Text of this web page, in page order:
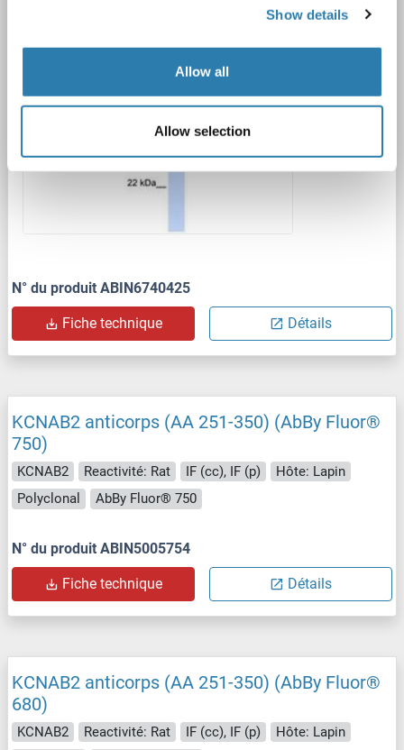
Show details
Allow all
Allow selection
N° du produit ABIN6740425
Fiche technique Détails
KCNAB2 anticorps (AA 251-350) (AbBy Fluor®
750)
KCNAB2 Reactivité: Rat IF (cc), IF (p)
Hôte: Lapin
Polyclonal
AbBy Fluor® 750
N° du produit ABIN5005754
Fiche technique Détails
KCNAB2 anticorps (AA 251-350) (AbBy Fluor®
680)
KCNAB2 Reactivité: Rat IF (cc), IF (p)
Hôte: Lapin